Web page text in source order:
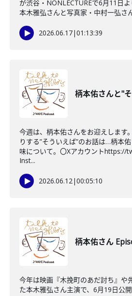
が渋谷・NONLECTUREで6月11日よ
本木雅弘さんと写真家・中村一弘さ
2026.06.17|01:13:39
柄本佑さんと"
今週は、柄本佑さんをお迎えします
りする”そういえば”のお話は…柄本
味について。〇Xアカウント
Inst...
2026.06.12|00:05:10
柄本佑さん
今年は映画『木挽町のあだ討ち』や
た本木雅弘さん主演で、6月19日公